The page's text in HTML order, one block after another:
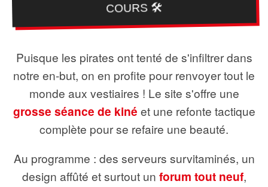
COURS 🛠️
Puisque les pirates ont tenté de s'infiltrer dans
notre en-but, on en profite pour renvoyer tout le
monde aux vestiaires ! Le site s'offre une
grosse séance de kiné et une refonte tactique
complète pour se refaire une beauté.
Au programme : des serveurs survitaminés, un
design affûté et surtout un forum tout neuf,